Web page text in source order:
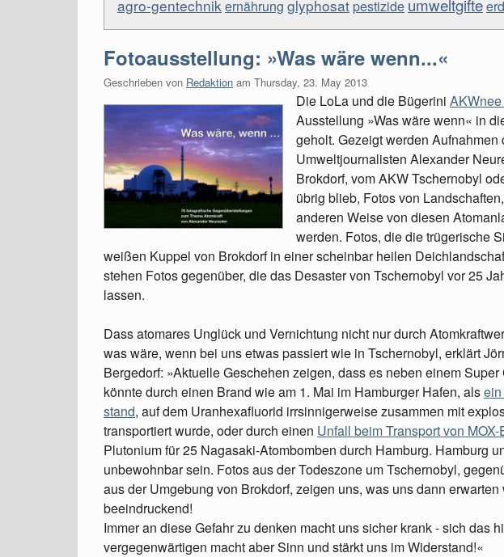
agro-gentechnikernährung glyphosat pestizide umweltgifte
Fotoausstellung: »Was wäre wenn...«
Geschrieben von Redaktion am Thursday, 23. May 2013
Die LoLa und die Bügerini
Ausstellung »Was wäre wenn« in
geholt. Gezeigt werden Aufnahmen
Umweltjournalisten Alexander
Brokdorf, vom AKW Tschernobyl
übrig blieb, Fotos von
anderen Weise von diesen
werden. Fotos, die die trügerische
weißen Kuppel von Brokdorf in einer scheinbar heilen
stehen Fotos gegenüber, die das Desaster von Tschernobyl vor 25
lassen.
Dass atomares Unglück und Vernichtung nicht nur durch
was wäre, wenn bei uns etwas passiert wie in Tschernobyl, erklärt
Bergedorf: »Aktuelle Geschehen zeigen, dass es neben einem Super
könnte durch einen Brand wie am 1. Mai im Hamburger Hafen, als
stand, auf dem Uranhexafluorid irrsinnigerweise zusammen mit
transportiert wurde, oder durch einen Unfall beim Transport von
Plutonium für 25 Nagasaki-Atombomben durch Hamburg. Hamburg
unbewohnbar sein. Fotos aus der Todeszone um Tschernobyl,
aus der Umgebung von Brokdorf, zeigen uns, was uns dann erwarten
beeindruckend!
Immer an diese Gefahr zu denken macht uns sicher krank - sich das
vergegenwärtigen macht aber Sinn und stärkt uns im Widerstand!«